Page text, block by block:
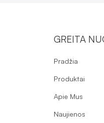
GREITA
Pradžia
Produktai
Apie Mus
Naujienos